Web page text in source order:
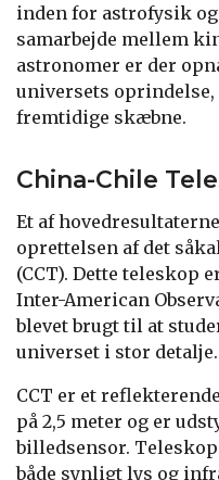
inden for astrofysik
samarbejde mellem
astronomer er der
universets
fremtidige skæbne.
China-Chile
Et af
oprettelsen af det
(CCT). Dette teleskop
Inter-American
blevet brugt til at
universet i stor detalje.
CCT er et
på 2,5 meter og er
billedsensor.
både synligt lys og